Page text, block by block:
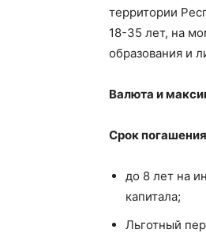
территории
18-35 лет, на
образования и
Валюта и
Срок
до 8 лет на
капитала;
Льготный